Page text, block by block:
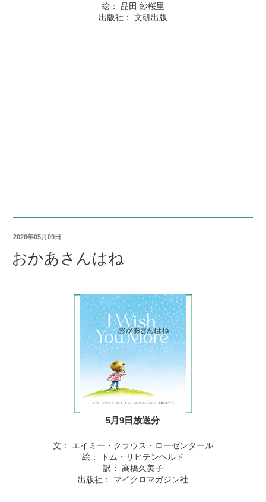
絵： 品田 紗桜里
出版社： 文研出版
2026年05月09日
おかあさんはね
5月9日放送分
文： エイミー・クラウス・ローゼンタール
絵： トム・リヒテンヘルド
訳： 高橋久美子
出版社： マイクロマガジン社